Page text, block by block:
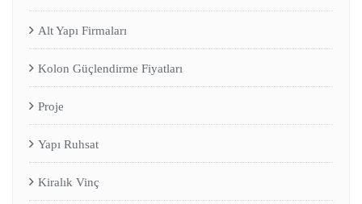
Alt Yapı Firmaları
Kolon Güçlendirme Fiyatları
Proje
Yapı Ruhsat
Kiralık Vinç